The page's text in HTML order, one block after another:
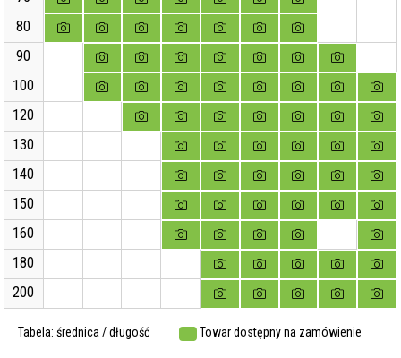
80
90
100
120
130
140
150
160
180
200
Tabela: średnica / długość Towar dostępny na zamówienie